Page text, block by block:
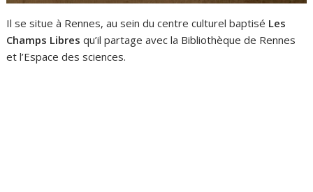
Il se situe à Rennes, au sein du centre culturel baptisé Les
Champs Libres qu’il partage avec la Bibliothèque de Rennes
et l’Espace des sciences.